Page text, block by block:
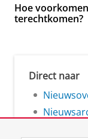
Hoe
terechtkomen?
Direct naar